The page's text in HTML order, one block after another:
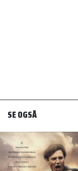
SE OGSÅ